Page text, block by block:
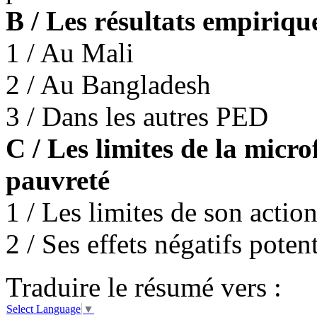
B / Les résultats
1 / Au Mali
2 / Au Bangladesh
3 / Dans les autres PED
C / Les limites de la
pauvreté
1 / Les limites de son
2 / Ses effets négatifs
Traduire le résumé vers :
Select Language ▼